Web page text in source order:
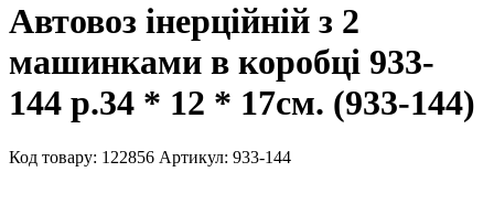
Автовоз інерційній з 2
машинками в коробці 933-
144 р.34 * 12 * 17см. (933-144)
Код товару: 122856 Артикул: 933-144